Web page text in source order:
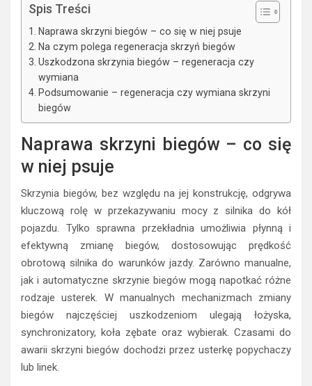
Spis Treści
Naprawa skrzyni biegów – co się w niej psuje
Na czym polega regeneracja skrzyń biegów
Uszkodzona skrzynia biegów – regeneracja czy
wymiana
Podsumowanie – regeneracja czy wymiana skrzyni
biegów
Naprawa skrzyni biegów – co się
w niej psuje
Skrzynia biegów, bez względu na jej konstrukcję, odgrywa
kluczową rolę w przekazywaniu mocy z silnika do kół
pojazdu. Tylko sprawna przekładnia umożliwia płynną i
efektywną zmianę biegów, dostosowując prędkość
obrotową silnika do warunków jazdy. Zarówno manualne,
jak i automatyczne skrzynie biegów mogą napotkać różne
rodzaje usterek. W manualnych mechanizmach zmiany
biegów najczęściej uszkodzeniom ulegają łożyska,
synchronizatory, koła zębate oraz wybierak. Czasami do
awarii skrzyni biegów dochodzi przez usterkę popychaczy
lub linek.